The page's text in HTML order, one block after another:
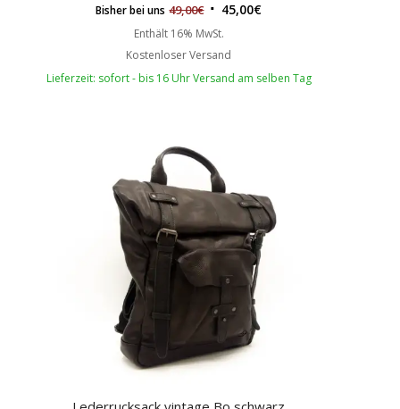
Bisher bei uns 49,00€ 45,00€
Enthält 16% MwSt.
Kostenloser Versand
Lieferzeit: sofort - bis 16 Uhr Versand am selben Tag